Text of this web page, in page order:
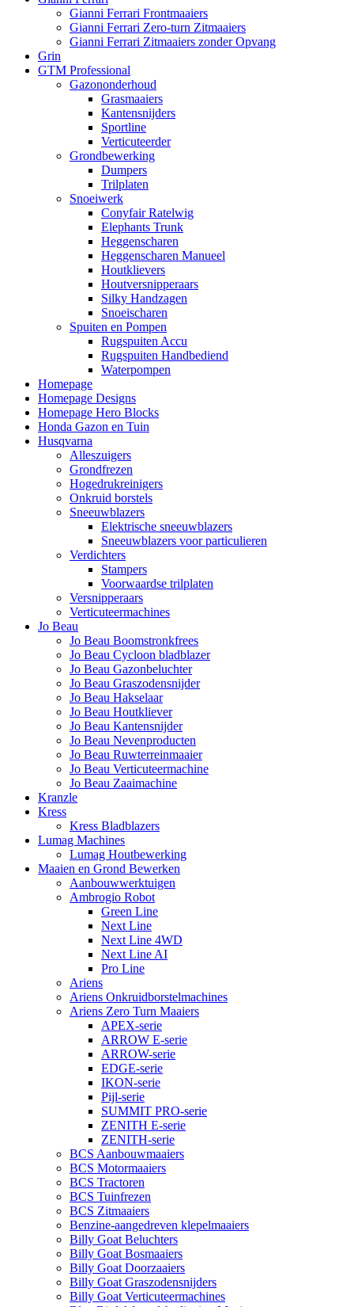
Gianni Ferrari Frontmaaiers
Gianni Ferrari Zero-turn Zitmaaiers
Gianni Ferrari Zitmaaiers zonder Opvang
Grin
GTM Professional
Gazononderhoud
Grasmaaiers
Kantensnijders
Sportline
Verticuteerder
Grondbewerking
Dumpers
Trilplaten
Snoeiwerk
Conyfair Ratelwig
Elephants Trunk
Heggenscharen
Heggenscharen Manueel
Houtklievers
Houtversnipperaars
Silky Handzagen
Snoeischaren
Spuiten en Pompen
Rugspuiten Accu
Rugspuiten Handbediend
Waterpompen
Homepage
Homepage Designs
Homepage Hero Blocks
Honda Gazon en Tuin
Husqvarna
Alleszuigers
Grondfrezen
Hogedrukreinigers
Onkruid borstels
Sneeuwblazers
Elektrische sneeuwblazers
Sneeuwblazers voor particulieren
Verdichters
Stampers
Voorwaardse trilplaten
Versnipperaars
Verticuteermachines
Jo Beau
Jo Beau Boomstronkfrees
Jo Beau Cycloon bladblazer
Jo Beau Gazonbeluchter
Jo Beau Graszodensnijder
Jo Beau Hakselaar
Jo Beau Houtkliever
Jo Beau Kantensnijder
Jo Beau Nevenproducten
Jo Beau Ruwterreinmaaier
Jo Beau Verticuteermachine
Jo Beau Zaaimachine
Kranzle
Kress
Kress Bladblazers
Lumag Machines
Lumag Houtbewerking
Maaien en Grond Bewerken
Aanbouwwerktuigen
Ambrogio Robot
Green Line
Next Line
Next Line 4WD
Next Line AI
Pro Line
Ariens
Ariens Onkruidborstelmachines
Ariens Zero Turn Maaiers
APEX-serie
ARROW E-serie
ARROW-serie
EDGE-serie
IKON-serie
Pijl-serie
SUMMIT PRO-serie
ZENITH E-serie
ZENITH-serie
BCS Aanbouwmaaiers
BCS Motormaaiers
BCS Tractoren
BCS Tuinfrezen
BCS Zitmaaiers
Benzine-aangedreven klepelmaaiers
Billy Goat Beluchters
Billy Goat Bosmaaiers
Billy Goat Doorzaaiers
Billy Goat Graszodensnijders
Billy Goat Verticuteermachines